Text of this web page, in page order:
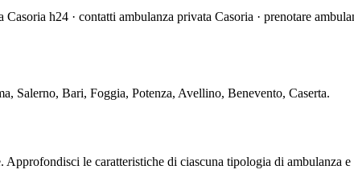
h24 · contatti ambulanza privata Casoria · prenotare
Salerno, Bari, Foggia, Potenza, Avellino, Benevento, Caserta.
le caratteristiche di ciascuna tipologia di ambulanza e